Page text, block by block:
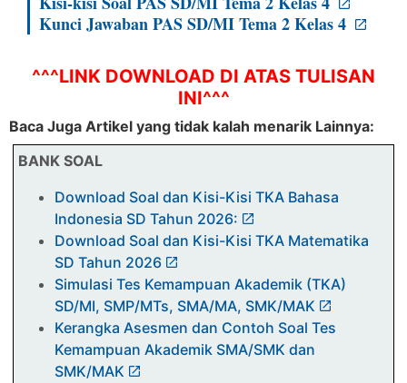
Kunci Jawaban PASSD/MI Tema 2Kelas 4
^^^LINK DOWNLOAD DI ATAS TULISAN
INI^^^
Baca Juga Artikel yang tidak kalah menarik Lainnya:
BANK SOAL
Download Soal dan Kisi-Kisi TKA Bahasa
Indonesia SD Tahun 2026:
Download Soal dan Kisi-Kisi TKA Matematika
SD Tahun 2026
Simulasi Tes Kemampuan Akademik (TKA)
SD/MI, SMP/MTs, SMA/MA, SMK/MAK
Kerangka Asesmen dan Contoh Soal Tes
Kemampuan Akademik SMA/SMK dan
SMK/MAK